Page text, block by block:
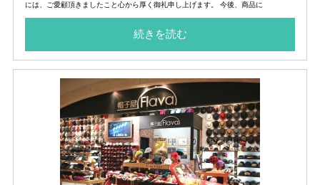
には、ご愛顧頂きましたこと心から厚く御礼申し上げます。 今後、商品に
続きを読む